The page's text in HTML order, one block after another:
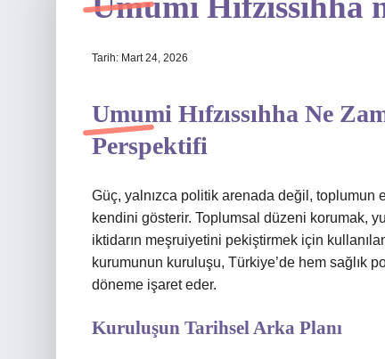
Tarih: Mart 24, 2026
Umumi Hıfzıssıhha Ne
Perspektifi
Güç, yalnızca politik arenada değil, toplumun
kendini gösterir. Toplumsal düzeni korumak,
iktidarın meşruiyetini pekiştirmek için
kurumunun kuruluşu, Türkiye’de hem sağlık
döneme işaret eder.
Kuruluşun Tarihsel Arka Planı